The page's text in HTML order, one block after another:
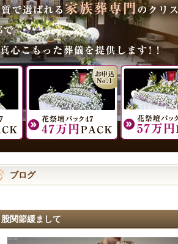
ブログ
股関節緩まして